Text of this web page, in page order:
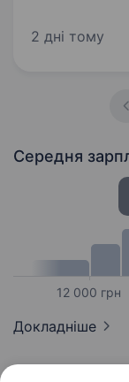
360,
2 дні тому
Середня
12 000 грн
Докладніше